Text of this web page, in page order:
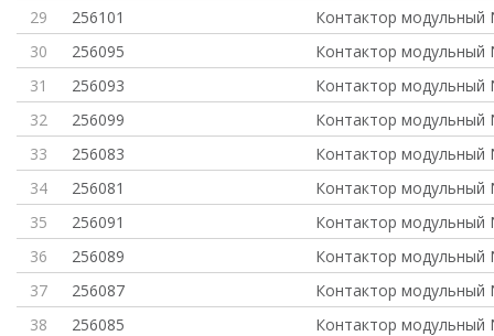
29
256101
Контактор модульный
30
256095
Контактор модульный
31
256093
Контактор модульный
32
256099
Контактор модульный
33
256083
Контактор модульный
34
256081
Контактор модульный
35
256091
Контактор модульный
36
256089
Контактор модульный
37
256087
Контактор модульный
38
256085
Контактор модульный